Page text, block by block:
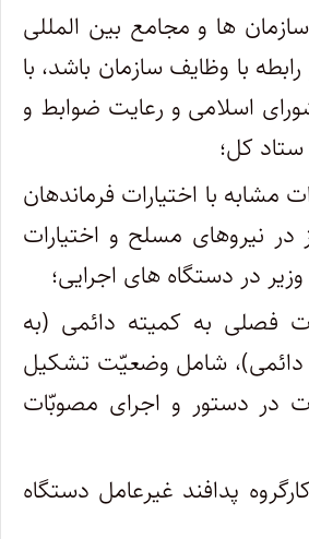
ها و مجامع بین المللی
با وظایف سازمان باشد، با
اسلامی و رعایت ضوابط و
کل؛
مشابه با اختیارات فرماندهان
در نیروهای مسلح و اختیارات
در دستگاه های اجرایی؛
فصلی به کمیته دائمی (به
دائمی)، شامل وضعیّت تشکیل
در دستور و اجرای مصوبّات
پدافند غیرعامل دستگاه